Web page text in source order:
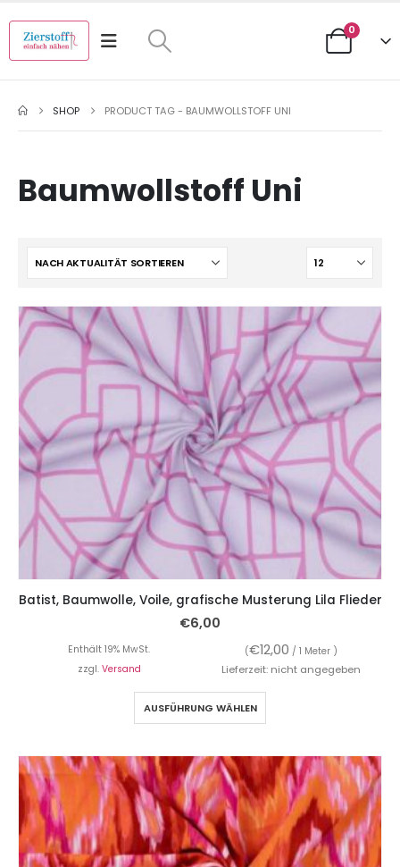
0
SHOP PRODUCT TAG - BAUMWOLLSTOFF UNI
Baumwollstoff Uni
Batist, Baumwolle, Voile, grafische Musterung Lila Flieder
€6,00
Enthält 19% MwSt. (€12,00 / 1 Meter )
zzgl. Versand Lieferzeit: nicht angegeben
AUSFÜHRUNG WÄHLEN